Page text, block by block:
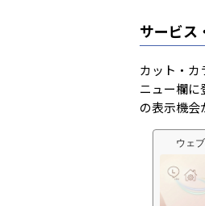
サービス
カット・カ
ニュー欄に
の表示機会
ウェ